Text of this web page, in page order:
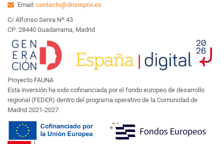
Email: contacto@droneprix.es
C/ Alfonso Senra Nº 43
CP: 28440 Guadarrama, Madrid
Proyecto FAUNA
Esta inversión ha sido cofinanciada por el fondo europeo de desarrollo
regional (FEDER) dentro del programa operativo de la Comunidad de
Madrid 2021-2027